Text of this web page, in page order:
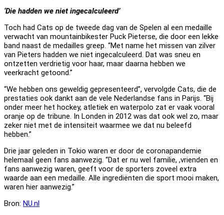
‘Die hadden we niet ingecalculeerd’
Toch had Cats op de tweede dag van de Spelen al een medaille
verwacht van mountainbikester Puck Pieterse, die door een lekke
band naast de medailles greep. “Met name het missen van zilver
van Pieters hadden we niet ingecalculeerd. Dat was sneu en
ontzetten verdrietig voor haar, maar daarna hebben we
veerkracht getoond.”
“We hebben ons geweldig gepresenteerd”, vervolgde Cats, die de
prestaties ook dankt aan de vele Nederlandse fans in Parijs. “Bij
onder meer het hockey, atletiek en waterpolo zat er vaak vooral
oranje op de tribune. In Londen in 2012 was dat ook wel zo, maar
zeker niet met de intensiteit waarmee we dat nu beleefd
hebben.”
Drie jaar geleden in Tokio waren er door de coronapandemie
helemaal geen fans aanwezig. “Dat er nu wel familie, ,vrienden en
fans aanwezig waren, geeft voor de sporters zoveel extra
waarde aan een medaille. Alle ingrediënten die sport mooi maken,
waren hier aanwezig.”
Bron: NU.nl